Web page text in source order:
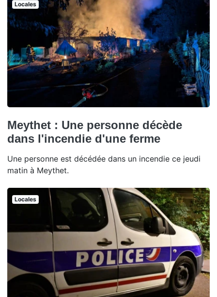
Locales
Meythet : Une personne décède
dans l'incendie d'une ferme
Une personne est décédée dans un incendie ce jeudi
matin à Meythet.
Locales